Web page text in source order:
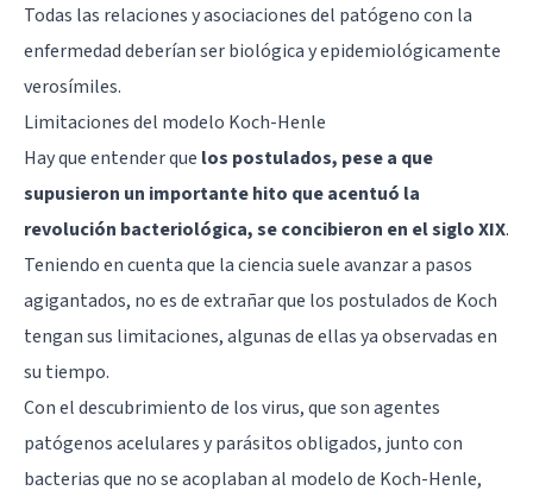
Todas las relaciones y asociaciones del patógeno con la
enfermedad deberían ser biológica y epidemiológicamente
verosímiles.
Limitaciones del modelo Koch-Henle
Hay que entender que los postulados, pese a que
supusieron un importante hito que acentuó la
revolución bacteriológica, se concibieron en el siglo XIX.
Teniendo en cuenta que la ciencia suele avanzar a pasos
agigantados, no es de extrañar que los postulados de Koch
tengan sus limitaciones, algunas de ellas ya observadas en
su tiempo.
Con el descubrimiento de los virus, que son agentes
patógenos acelulares y parásitos obligados, junto con
bacterias que no se acoplaban al modelo de Koch-Henle,